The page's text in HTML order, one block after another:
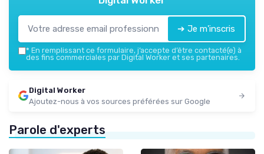
➔ Je m'inscris
* En remplissant ce formulaire, j’accepte d’être contacté(e) à
des fins commerciales par Digital Worker et ses partenaires.
Digital Worker
Ajoutez-nous à vos sources préférées sur Google
Parole d'experts